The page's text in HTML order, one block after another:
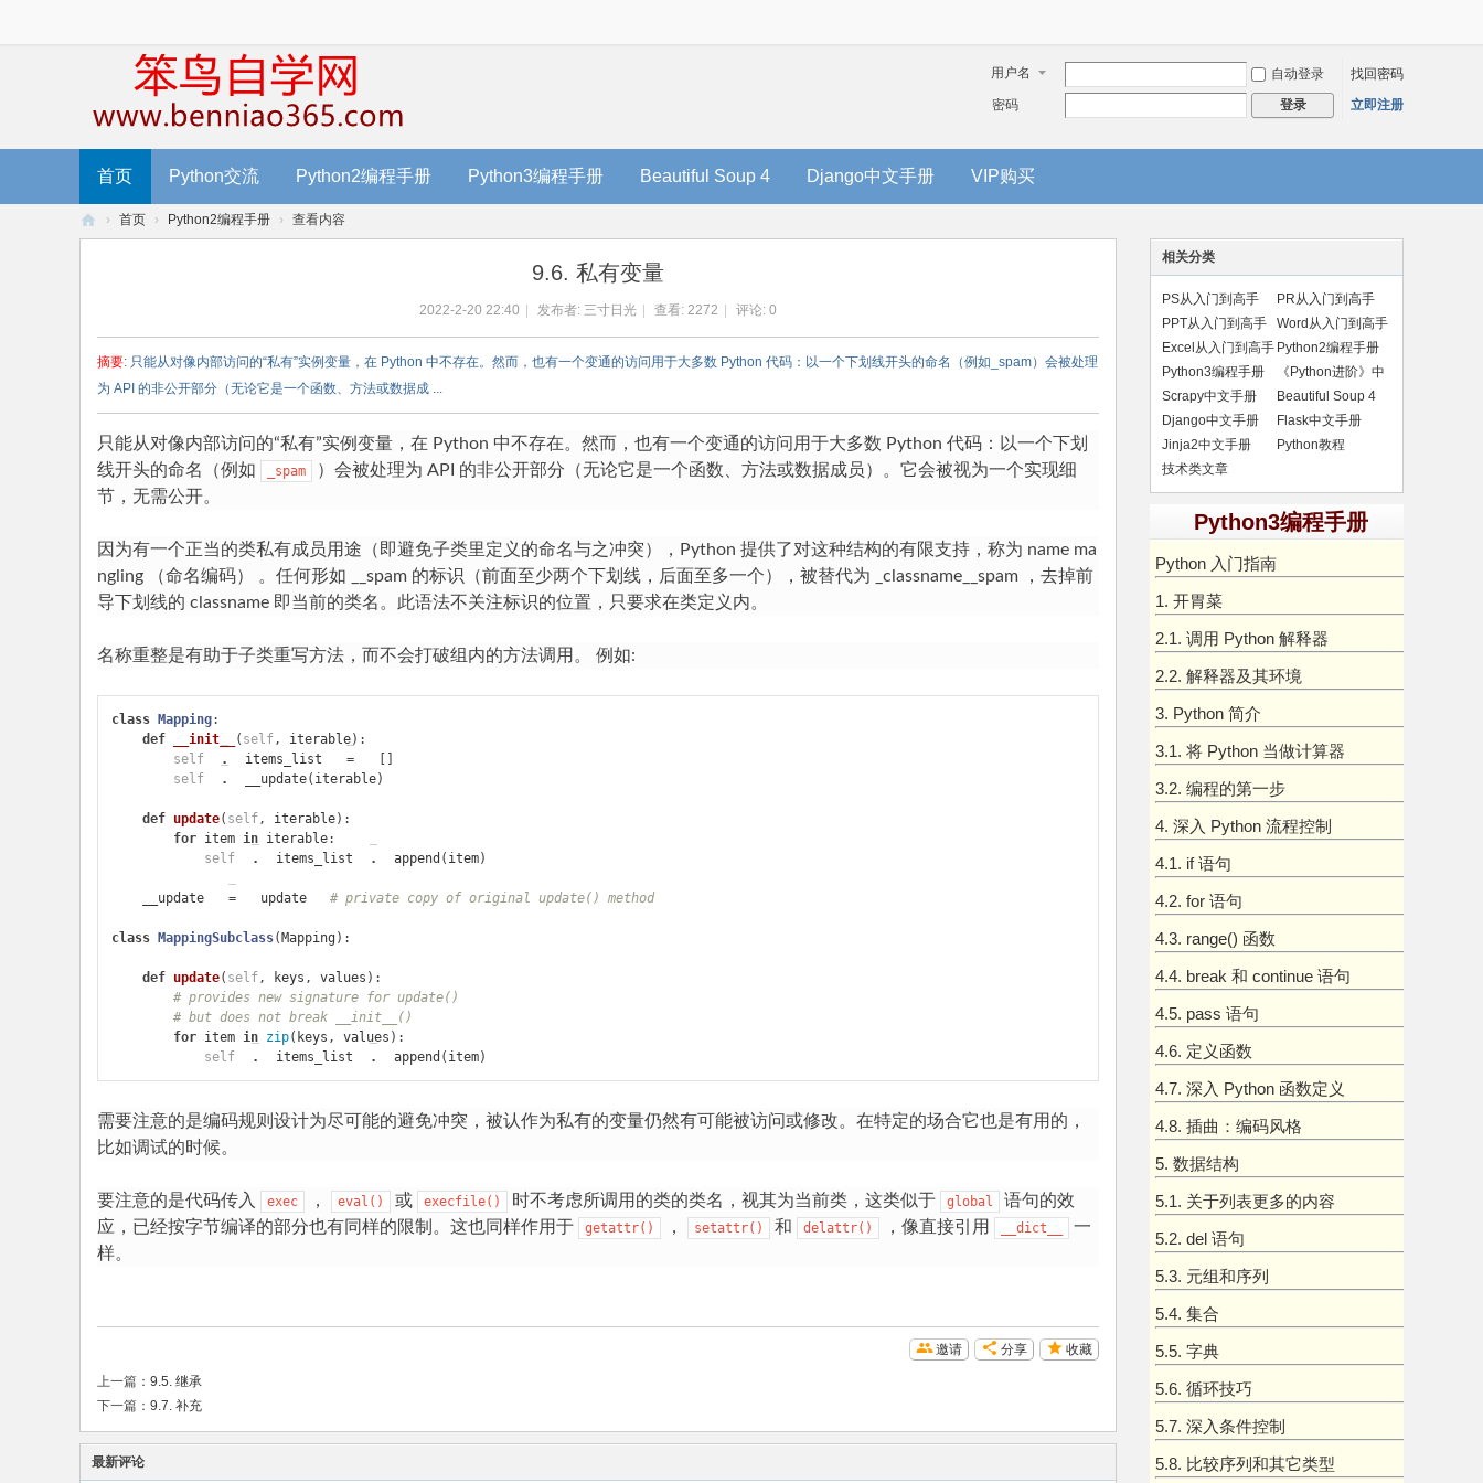
用户名 自动登录
找回密码
密码
登录 立即注册
首页 Python交流 Python2编程手册 Python3编程手册 Beautiful Soup 4 Django中文手册 VIP购买
› 首页 › Python2编程手册 › 查看内容
9.6. 私有变量
2022-2-20 22:40 发布者: 三寸日光 查看: 2272 评论: 0
摘要: 只能从对像内部访问的“私有”实例变量，在 Python 中不存在。然而，也有一个变通的访问用于大多数 Python 代码：以一个下划线开头的命名（例如_spam）会被处理
为 API 的非公开部分（无论它是一个函数、方法或数据成 ...
只能从对像内部访问的“私有”实例变量，在 Python 中不存在。然而，也有一个变通的访问用于大多数 Python 代码：以一个下划
线开头的命名（例如
_spam
）会被处理为 API 的非公开部分（无论它是一个函数、方法或数据成员）。它会被视为一个实现细
节，无需公开。
因为有一个正当的类私有成员用途（即避免子类里定义的命名与之冲突），Python 提供了对这种结构的有限支持，称为 name ma
ngling （命名编码） 。任何形如 __spam 的标识（前面至少两个下划线，后面至多一个），被替代为 _classname__spam ，去掉前
导下划线的 classname 即当前的类名。此语法不关注标识的位置，只要求在类定义内。
名称重整是有助于子类重写方法，而不会打破组内的方法调用。 例如:
class Mapping:
def
__init__ ( self, iterable):
self
. items_list =
self
. __update( iterable)
def update( self, iterable):
for item in iterable:
self
. items_list . append ( item)
__update = update # private copy of original update() method
class MappingSubclass( Mapping ):
def update( self, keys , values ):
# provides new signature for update()
# but does not break __init__()
for item in zip( keys , values ):
self
. items_list . append ( item)
需要注意的是编码规则设计为尽可能的避免冲突，被认作为私有的变量仍然有可能被访问或修改。在特定的场合它也是有用的，
比如调试的时候。
要注意的是代码传入 exec ， eval() 或 execfile() 时不考虑所调用的类的类名，视其为当前类，这类似于 global
语句的效
应，已经按字节编译的部分也有同样的限制。这也同样作用于
getattr() ， setattr() 和 delattr() ，像直接引用 __dict__
一
样。
收藏
分享
邀请
上一篇： 9.5. 继承
下一篇： 9.7. 补充
最新评论
相关分类
PS从入门到高手
PR从入门到高手
PPT从入门到高手
Word从入门到高手
Excel从入门到高手 Python2编程手册
Python3编程手册
《Python进阶》中
文版
Scrapy中文手册
Beautiful Soup 4
手册
Django中文手册
Flask中文手册
Jinja2中文手册
Python教程
技术类文章
Python3编程手册
Python 入门指南
1. 开胃菜
2.1. 调用 Python 解释器
2.2. 解释器及其环境
3. Python 简介
3.1. 将 Python 当做计算器
3.2. 编程的第一步
4. 深入 Python 流程控制
4.1. if 语句
4.2. for 语句
4.3. range() 函数
4.4. break 和 continue 语句
4.5. pass 语句
4.6. 定义函数
4.7. 深入 Python 函数定义
4.8. 插曲：编码风格
5. 数据结构
5.1. 关于列表更多的内容
5.2. del 语句
5.3. 元组和序列
5.4. 集合
5.5. 字典
5.6. 循环技巧
5.7. 深入条件控制
5.8. 比较序列和其它类型